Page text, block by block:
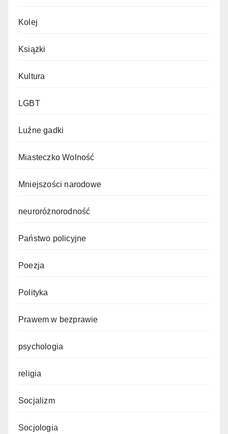
Kolej
Książki
Kultura
LGBT
Luźne gadki
Miasteczko Wolność
Mniejszości narodowe
neuroróżnorodność
Państwo policyjne
Poezja
Polityka
Prawem w bezprawie
psychologia
religia
Socjalizm
Socjologia